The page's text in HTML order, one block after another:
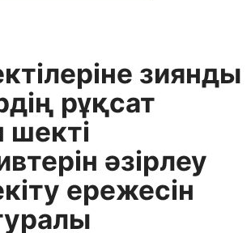
зиянды
рұқсат
шектi
әзiрлеу
ережесiн